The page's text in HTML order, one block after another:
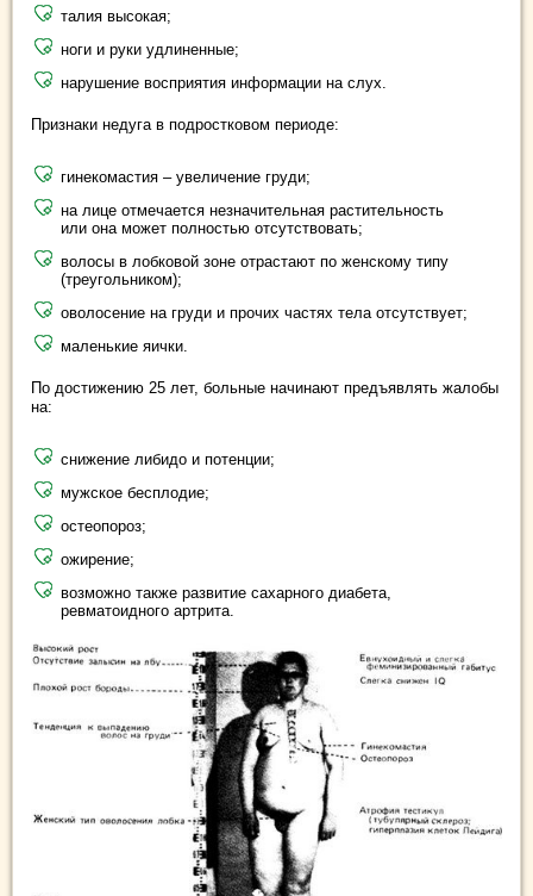
талия высокая;
ноги и руки удлиненные;
нарушение восприятия информации на слух.
Признаки недуга в подростковом периоде:
гинекомастия – увеличение груди;
на лице отмечается незначительная растительность
или она может полностью отсутствовать;
волосы в лобковой зоне отрастают по женскому типу
(треугольником);
оволосение на груди и прочих частях тела отсутствует;
маленькие яички.
По достижению 25 лет, больные начинают предъявлять жалобы
на:
снижение либидо и потенции;
мужское бесплодие;
остеопороз;
ожирение;
возможно также развитие сахарного диабета,
ревматоидного артрита.